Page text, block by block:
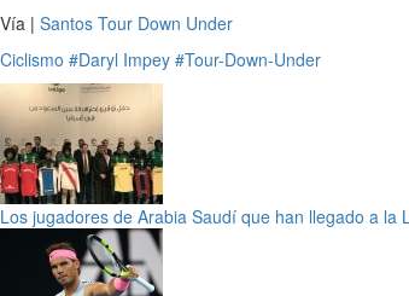
Vía | Santos Tour Down Under
Ciclismo #Daryl Impey #Tour-Down-Under
Los jugadores de Arabia Saudí que han llegado a la